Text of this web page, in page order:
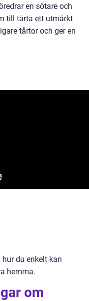
en sötare och
till tårta ett utmärkt
tårtor och ger en
du enkelt kan
hemma.
om